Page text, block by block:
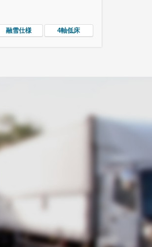
融雪仕様 4軸低床